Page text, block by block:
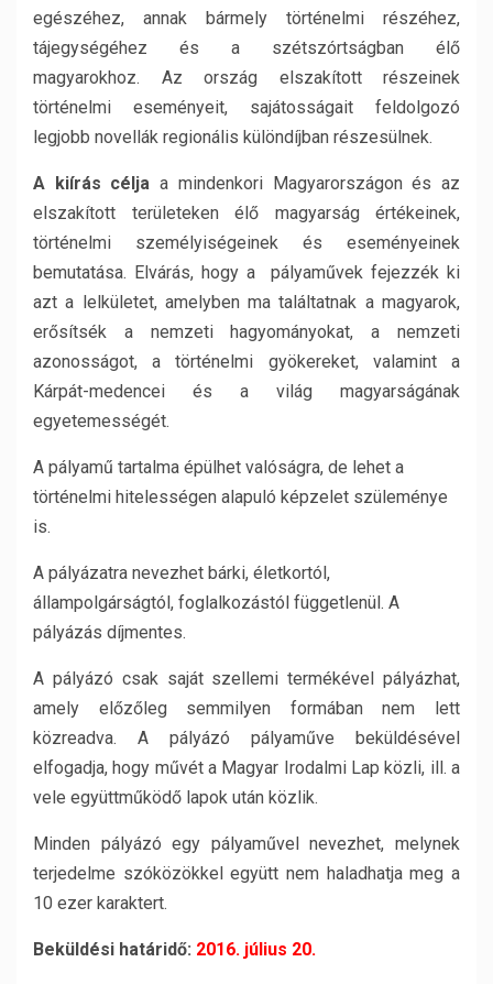
egészéhez, annak bármely történelmi részéhez,
tájegységéhez és a szétszórtságban élő
magyarokhoz. Az ország elszakított részeinek
történelmi eseményeit, sajátosságait feldolgozó
legjobb novellák regionális különdíjban részesülnek.
A kiírás célja a mindenkori Magyarországon és az
elszakított területeken élő magyarság értékeinek,
történelmi személyiségeinek és eseményeinek
bemutatása. Elvárás, hogy a pályaművek fejezzék ki
azt a lelkületet, amelyben ma találtatnak a magyarok,
erősítsék a nemzeti hagyományokat, a nemzeti
azonosságot, a történelmi gyökereket, valamint a
Kárpát-medencei és a világ magyarságának
egyetemességét.
A pályamű tartalma épülhet valóságra, de lehet a
történelmi hitelességen alapuló képzelet szüleménye
is.
A pályázatra nevezhet bárki, életkortól,
állampolgárságtól, foglalkozástól függetlenül. A
pályázás díjmentes.
A pályázó csak saját szellemi termékével pályázhat,
amely előzőleg semmilyen formában nem lett
közreadva. A pályázó pályaműve beküldésével
elfogadja, hogy művét a Magyar Irodalmi Lap közli, ill. a
vele együttműködő lapok után közlik.
Minden pályázó egy pályaművel nevezhet, melynek
terjedelme szóközökkel együtt nem haladhatja meg a
10 ezer karaktert.
Beküldési határidő: 2016. július 20.